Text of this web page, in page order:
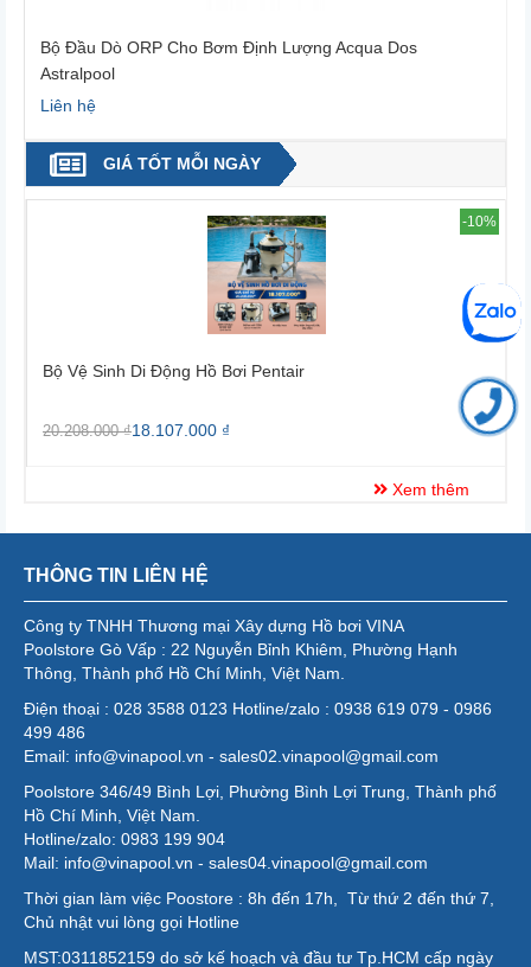
Bộ Đầu Dò ORP Cho Bơm Định Lượng Acqua Dos
Astralpool
Liên hệ
GIÁ TỐT MỖI NGÀY
-10%
Bộ Vệ Sinh Di Động Hồ Bơi Pentair
20.208.000 ₫18.107.000 ₫
Xem thêm
THÔNG TIN LIÊN HỆ
Công ty TNHH Thương mại Xây dựng Hồ bơi VINA
Poolstore Gò Vấp : 22 Nguyễn Bỉnh Khiêm, Phường Hạnh
Thông, Thành phố Hồ Chí Minh, Việt Nam.
Điện thoại : 028 3588 0123 Hotline/zalo : 0938 619 079 - 0986
499 486
Email: info@vinapool.vn - sales02.vinapool@gmail.com
Poolstore 346/49 Bình Lợi, Phường Bình Lợi Trung, Thành phố
Hồ Chí Minh, Việt Nam.
Hotline/zalo: 0983 199 904
Mail: info@vinapool.vn - sales04.vinapool@gmail.com
Thời gian làm việc Poostore : 8h đến 17h, Từ thứ 2 đến thứ 7,
Chủ nhật vui lòng gọi Hotline
MST:0311852159 do sở kế hoạch và đầu tư Tp.HCM cấp ngày